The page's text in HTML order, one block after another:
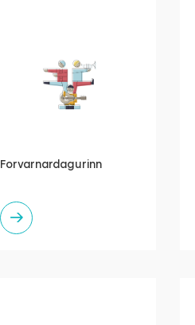
Forvarnardagurinn